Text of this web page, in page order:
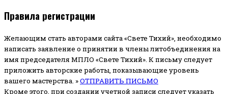
Правила регистрации
Желающим стать авторами сайта «Свете Тихий», необходимо
написать заявление о принятии в члены литобъединения на
имя председателя МПЛО «Свете Тихий». К письму следует
приложить авторские работы, показывающие уровень
вашего мастерства. »ОТПРАВИТЬ ПИСЬМО
Кроме этого, при создании учетной записи следует указать